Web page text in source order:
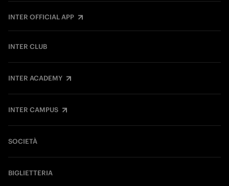
INTER OFFICIAL APP
INTER CLUB
INTER ACADEMY
INTER CAMPUS
SOCIETÀ
BIGLIETTERIA